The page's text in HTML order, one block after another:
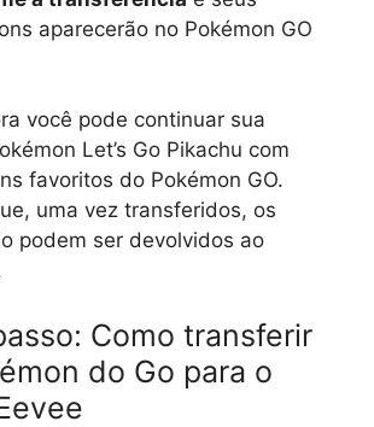
aparecerão no Pokémon GO
você pode continuar sua
Let’s Go Pikachu com
favoritos do Pokémon GO.
uma vez transferidos, os
podem ser devolvidos ao
Como transferir
do Go para o